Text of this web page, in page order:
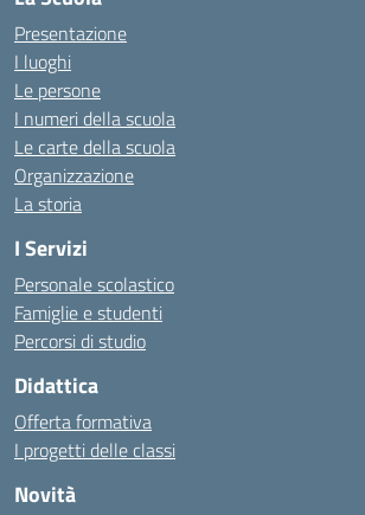
Presentazione
I luoghi
Le persone
I numeri della scuola
Le carte della scuola
Organizzazione
La storia
I Servizi
Personale scolastico
Famiglie e studenti
Percorsi di studio
Didattica
Offerta formativa
I progetti delle classi
Novità